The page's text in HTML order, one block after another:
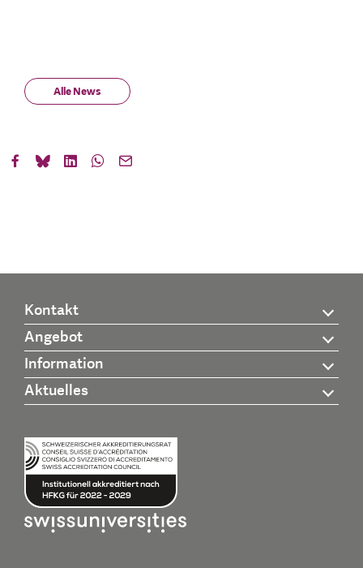
Alle News
Kontakt
Angebot
Information
Aktuelles